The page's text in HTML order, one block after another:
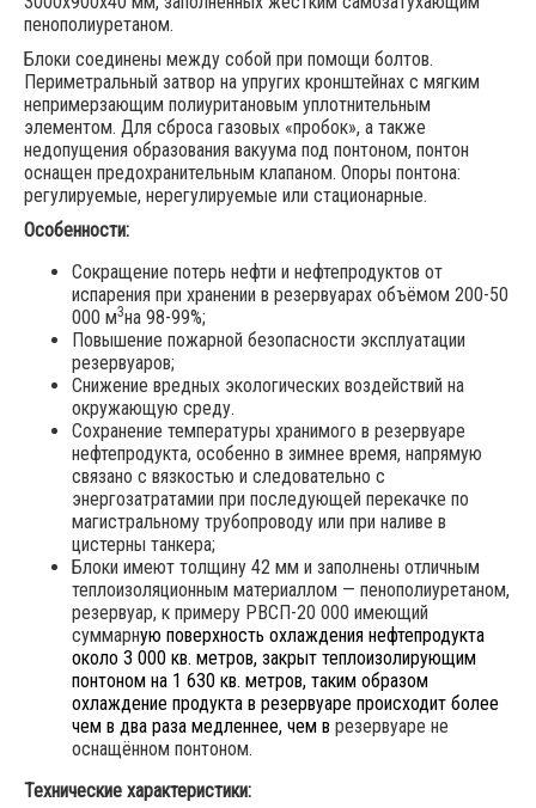
пенополиуретаном.
Блоки соединены между собой при помощи болтов.
Периметральный затвор на упругих кронштейнах с мягким
непримерзающим полиуритановым уплотнительным
элементом. Для сброса газовых «пробок», а также
недопущения образования вакуума под понтоном, понтон
оснащен предохранительным клапаном. Опоры понтона:
регулируемые, нерегулируемые или стационарные.
Особенности:
Сокращение потерь нефти и нефтепродуктов от
испарения при хранении в резервуарах объёмом 200-50
000 м3на 98-99%;
Повышение пожарной безопасности эксплуатации
резервуаров;
Снижение вредных экологических воздействий на
окружающую среду.
Сохранение температуры хранимого в резервуаре
нефтепродукта, особенно в зимнее время, напрямую
связано с вязкостью и следовательно с
энергозатратамии при последующей перекачке по
магистральному трубопроводу или при наливе в
цистерны танкера;
Блоки имеют толщину 42 мм и заполнены отличным
теплоизоляционным материаллом — пенополиуретаном,
резервуар, к примеру РВСП-20 000 имеющий
суммарную поверхность охлаждения нефтепродукта
около 3 000 кв. метров, закрыт теплоизолирующим
понтоном на 1 630 кв. метров, таким образом
охлаждение продукта в резервуаре происходит более
чем в два раза медленнее, чем в резервуаре не
оснащённом понтоном.
Технические характеристики: